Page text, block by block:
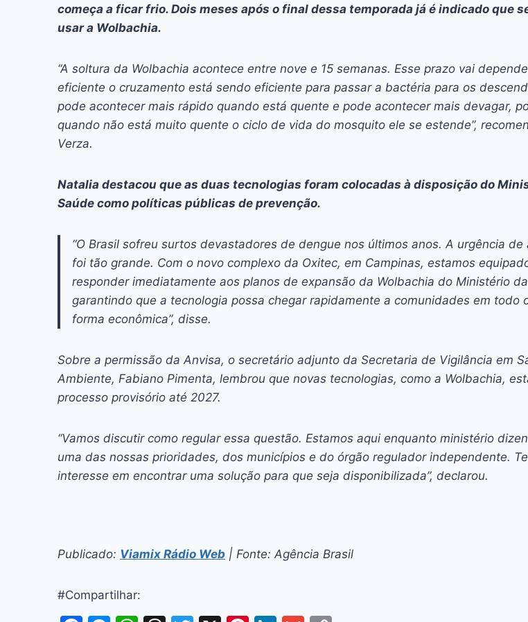
começa a ficar frio. Dois meses após o final dessa temporada já é indicado que
usar a Wolbachia.
“A soltura da Wolbachia acontece entre nove e 15 semanas. Esse prazo vai
eficiente o cruzamento está sendo eficiente para passar a bactéria para os
pode acontecer mais rápido quando está quente e pode acontecer mais devagar,
quando não está muito quente o ciclo de vida do mosquito ele se estende”,
Verza.
Natalia destacou que as duas tecnologias foram colocadas à disposição do
Saúde como políticas públicas de prevenção.
“O Brasil sofreu surtos devastadores de dengue nos últimos anos. A urgência de
foi tão grande. Com o novo complexo da Oxitec, em Campinas, estamos
responder imediatamente aos planos de expansão da Wolbachia do Ministério
garantindo que a tecnologia possa chegar rapidamente a comunidades em todo
forma econômica”, disse.
Sobre a permissão da Anvisa, o secretário adjunto da Secretaria de Vigilância em
Ambiente, Fabiano Pimenta, lembrou que novas tecnologias, como a Wolbachia,
processo provisório até 2027.
“Vamos discutir como regular essa questão. Estamos aqui enquanto ministério
uma das nossas prioridades, dos municípios e do órgão regulador independente.
interesse em encontrar uma solução para que seja disponibilizada”, declarou.
Publicado: Viamix Rádio Web | Fonte: Agência Brasil
#Compartilhar: